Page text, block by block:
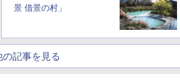
景 借景の村」
の記事を見る